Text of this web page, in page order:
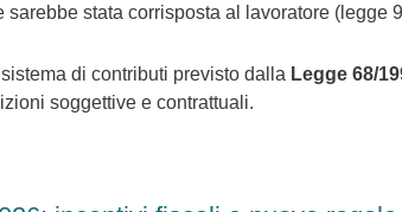
sarebbe stata corrisposta al lavoratore (legge
di contributi previsto dalla Legge 68/
soggettive e contrattuali.